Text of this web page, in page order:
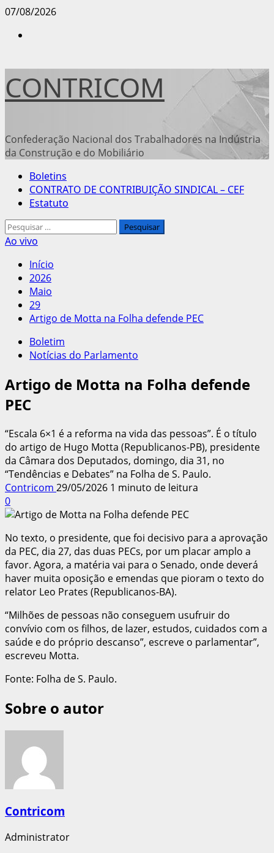
Avançar
07/08/2026
CONTRICOM
Confederação Nacional dos Trabalhadores na Indústria
da Construção e do Mobiliário
Menu
principal
Boletins
CONTRATO DE CONTRIBUIÇÃO SINDICAL – CEF
Estatuto
Pesquisar
por:
Ao vivo
Início
2026
Maio
29
Artigo de Motta na Folha defende PEC
Boletim
Notícias do Parlamento
Artigo de Motta na Folha defende
PEC
“Escala 6×1 é a reforma na vida das pessoas”. É o título
do artigo de Hugo Motta (Republicanos-PB), presidente
da Câmara dos Deputados, domingo, dia 31, no
“Tendências e Debates” na Folha de S. Paulo.
Contricom 29/05/2026 1 minuto de leitura
0
No texto, o presidente, que foi decisivo para a aprovação
da PEC, dia 27, das duas PECs, por um placar amplo a
favor. Agora, a matéria vai para o Senado, onde deverá
haver muita oposição e emendas que pioram o texto do
relator Leo Prates (Republicanos-BA).
“Milhões de pessoas não conseguem usufruir do
convívio com os filhos, de lazer, estudos, cuidados com a
saúde e do próprio descanso”, escreve o parlamentar”,
escreveu Motta.
Fonte: Folha de S. Paulo.
Sobre o autor
Contricom
Administrator